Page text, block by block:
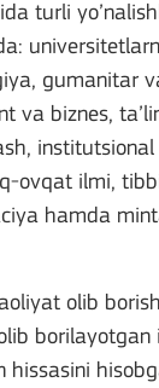
turli
gumanitar
va biznes,
ovqat ilmi,
hamda
olib
borilayotgan
hissasini